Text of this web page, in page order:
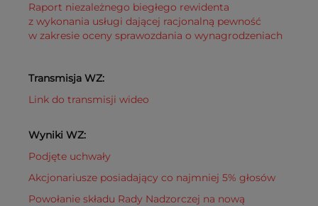
Raport niezależnego biegłego rewidenta
z wykonania usługi dającej racjonalną pewność
w zakresie oceny sprawozdania o wynagrodzeniach
Transmisja WZ:
Link do transmisji wideo
Wyniki WZ:
Podjęte uchwały
Akcjonariusze posiadający co najmniej 5% głosów
Powołanie składu Rady Nadzorczej na nową